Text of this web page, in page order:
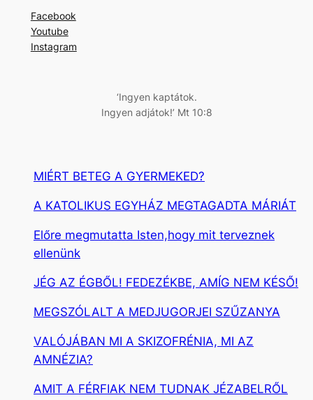
e
s
Facebook
Youtube
Instagram
‘Ingyen kaptátok.
Ingyen adjátok!’ Mt 10:8
MIÉRT BETEG A GYERMEKED?
A KATOLIKUS EGYHÁZ MEGTAGADTA MÁRIÁT
Előre megmutatta Isten,hogy mit terveznek
ellenünk
JÉG AZ ÉGBŐL! FEDEZÉKBE, AMÍG NEM KÉSŐ!
MEGSZÓLALT A MEDJUGORJEI SZŰZANYA
VALÓJÁBAN MI A SKIZOFRÉNIA, MI AZ
AMNÉZIA?
AMIT A FÉRFIAK NEM TUDNAK JÉZABELRŐL